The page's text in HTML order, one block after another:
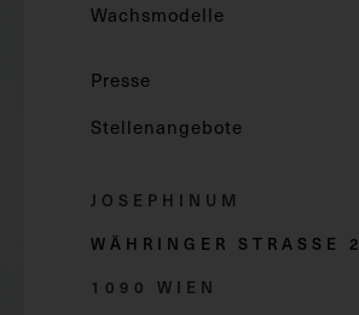
Wachsmodelle
Presse
Stellenangebote
JOSEPHINUM
WÄHRINGER STRASSE 2
1090 WIEN